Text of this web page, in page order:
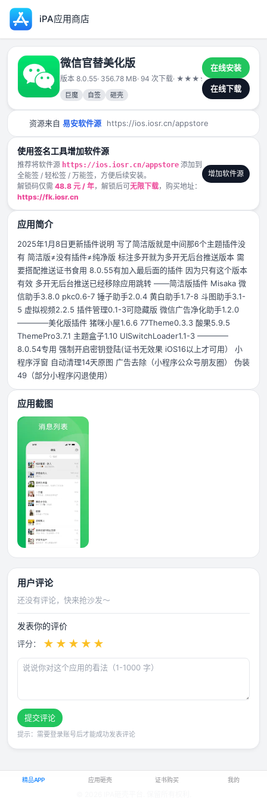
iPA应用商店
微信官替美化版
版本 8.0.55· 356.78 MB· 94 次下载· ★ ★ ★ ★★
2025-01-09
巨魔
自签 砸壳
在线安装
在线下载
资源来自 易安软件源 https://ios.iosr.cn/appstore
使用签名工具增加软件源
推荐将软件源 https://ios.iosr.cn/appstore 添加到
全能签 / 轻松签 / 万能签，方便后续安装。
解锁码仅需 48.8 元 / 年，解锁后可无限下载，购买地址：
https://fk.iosr.cn
增加软件源
应用简介
2025年1月8日更新插件说明 写了简洁版就是中间那6个主题插件没
有 简洁版≠没有插件≠纯净版 标注多开就为多开无后台推送版本 需
要搭配推送证书食用 8.0.55有加入最后面的插件 因为只有这个版本
有效 多开无后台推送已经移除应用跳转 ——简洁版插件 Misaka 微
信助手3.8.0 pkc0.6-7 锤子助手2.0.4 黄白助手1.7-8 斗图助手3.1-
5 虚拟视频2.2.5 插件管理0.1-3可隐藏版 微信广告净化助手1.2.0
————美化版插件 猪咪小屋1.6.6 77Theme0.3.3 酸果5.9.5
ThemePro3.7.1 主题盒子1.10 UISwitchLoader1.1-3 ————
8.0.54专用 强制开启密钥登陆(证书无效果 iOS16以上才可用） 小
程序浮窗 自动清理14天原图 广告去除（小程序公众号朋友圈） 伪装
49（部分小程序闪退使用）
应用截图
用户评论
还没有评论，快来抢沙发～
发表你的评价
评分： ★ ★ ★ ★ ★
提交评论
提示：需要登录账号后才能成功发表评论
精品APP 应用砸壳 证书购买 我的